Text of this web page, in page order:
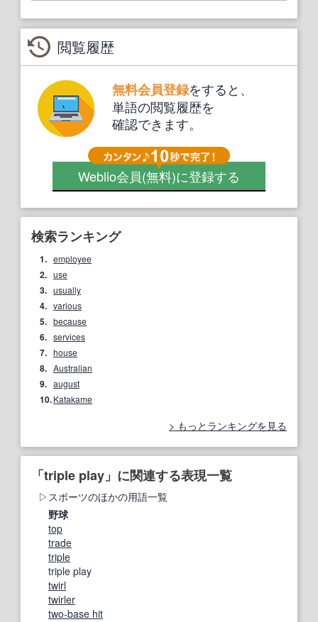
閲覧履歴
無料会員登録をすると、
単語の閲覧履歴を
確認できます。
Weblio会員(無料)に登録する
検索ランキング
1. employee
2. use
3. usually
4. various
5. because
6. services
7. house
8. Australian
9. august
10.Katakame
もっとランキングを見る
「triple play」に関連する表現一覧
スポーツのほかの用語一覧
野球
top
trade
triple
triple play
twirl
twirler
two‐base hit